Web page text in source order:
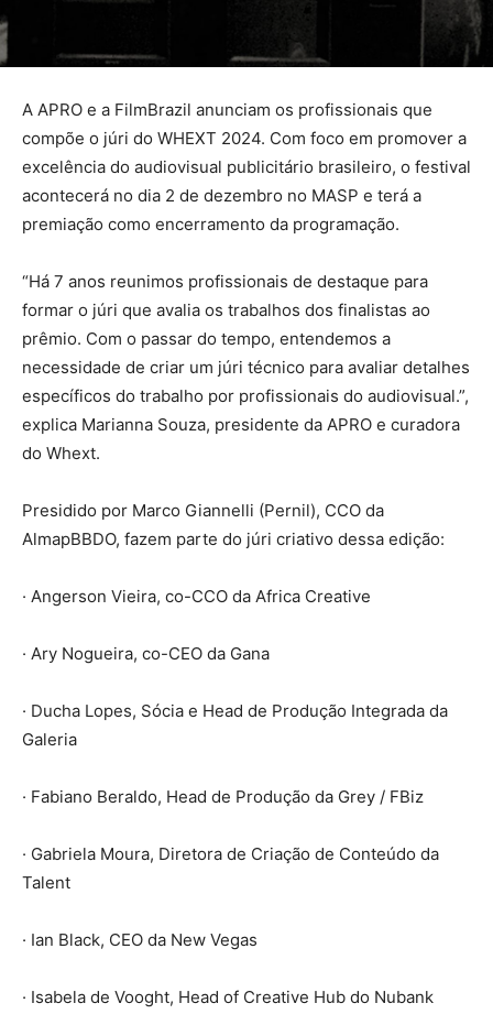
A APRO e a FilmBrazil anunciam os profissionais que
compõe o júri do WHEXT 2024. Com foco em promover a
excelência do audiovisual publicitário brasileiro, o festival
acontecerá no dia 2 de dezembro no MASP e terá a
premiação como encerramento da programação.
“Há 7 anos reunimos profissionais de destaque para
formar o júri que avalia os trabalhos dos finalistas ao
prêmio. Com o passar do tempo, entendemos a
necessidade de criar um júri técnico para avaliar detalhes
específicos do trabalho por profissionais do audiovisual.”,
explica Marianna Souza, presidente da APRO e curadora
do Whext.
Presidido por Marco Giannelli (Pernil), CCO da
AlmapBBDO, fazem parte do júri criativo dessa edição:
· Angerson Vieira, co-CCO da Africa Creative
· Ary Nogueira, co-CEO da Gana
· Ducha Lopes, Sócia e Head de Produção Integrada da
Galeria
· Fabiano Beraldo, Head de Produção da Grey / FBiz
· Gabriela Moura, Diretora de Criação de Conteúdo da
Talent
· Ian Black, CEO da New Vegas
· Isabela de Vooght, Head of Creative Hub do Nubank